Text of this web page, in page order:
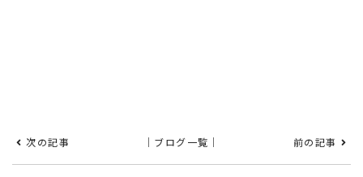
次の記事 ｜ブログ一覧｜ 前の記事